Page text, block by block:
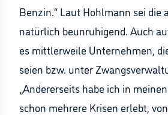
Benzin.“ Laut Hohlmann sei die
natürlich beunruhigend. Auch
es mittlerweile Unternehmen,
seien bzw. unter
„Andererseits habe ich in
schon mehrere Krisen erlebt,